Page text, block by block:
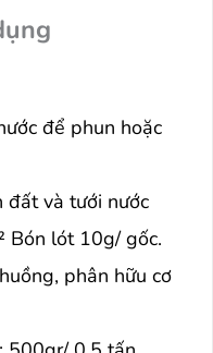
để phun hoặc
đất và tưới nước
Bón lót 10g/ gốc.
phân hữu cơ